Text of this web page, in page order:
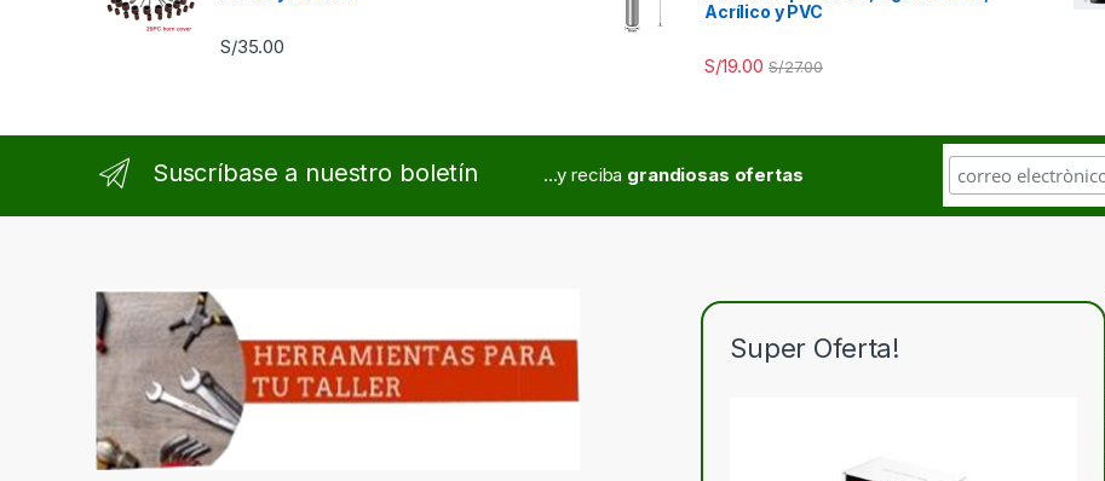
S/35.00
Acrílico y PVC
S/19.00 S/27.00
Suscríbase a nuestro boletín ...y reciba grandiosas ofertas
Super Oferta!